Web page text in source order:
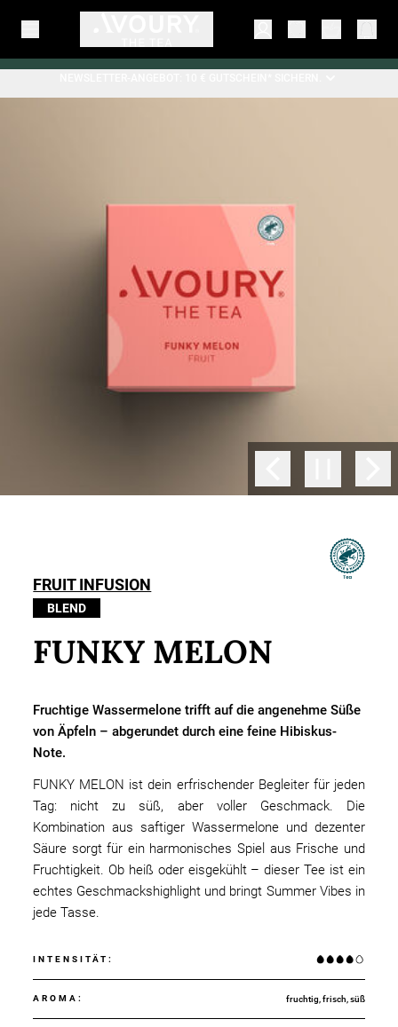
FRUIT INFUSION
BLEND
FUNKY MELON
Fruchtige Wassermelone trifft auf die angenehme Süße
von Äpfeln – abgerundet durch eine feine Hibiskus-
Note.
FUNKY MELON ist dein erfrischender Begleiter für jeden
Tag: nicht zu süß, aber voller Geschmack. Die
Kombination aus saftiger Wassermelone und dezenter
Säure sorgt für ein harmonisches Spiel aus Frische und
Fruchtigkeit. Ob heiß oder eisgekühlt – dieser Tee ist ein
echtes Geschmackshighlight und bringt Summer Vibes in
jede Tasse.
INTENSITÄT:
AROMA: fruchtig, frisch, süß